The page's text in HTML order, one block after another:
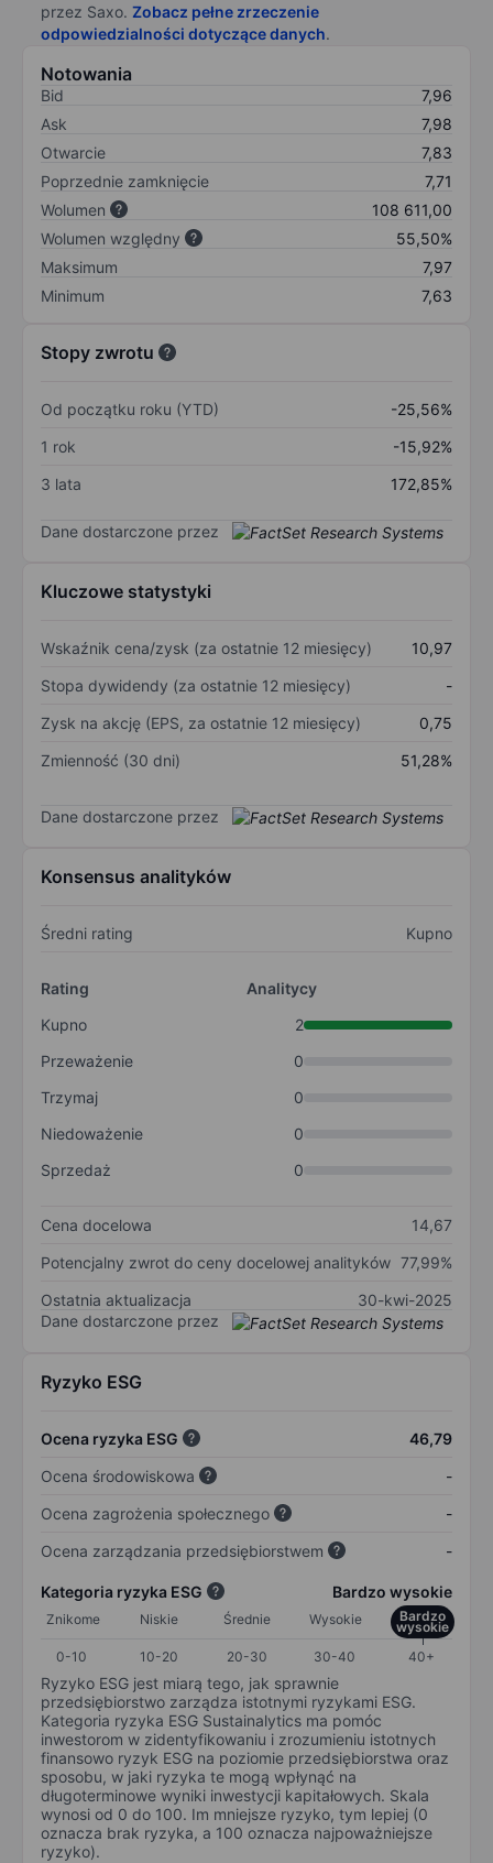
przez Saxo. Zobacz pełne zrzeczenie
odpowiedzialności dotyczące danych.
Notowania
Bid
7,96
Ask
7,98
Otwarcie
7,83
Poprzednie zamknięcie
7,71
Wolumen
108 611,00
Wolumen względny
55,50%
Maksimum
7,97
Minimum
7,63
Stopy zwrotu
Od początku roku (YTD)
-25,56%
1 rok
-15,92%
3 lata
172,85%
Dane dostarczone przez
Kluczowe statystyki
Wskaźnik cena/zysk (za ostatnie 12 miesięcy)
10,97
Stopa dywidendy (za ostatnie 12 miesięcy)
-
Zysk na akcję (EPS, za ostatnie 12 miesięcy)
0,75
Zmienność (30 dni)
51,28%
Dane dostarczone przez
Konsensus analityków
Średni rating Kupno
Rating
Analitycy
Kupno
2
Przeważenie
0
Trzymaj
0
Niedoważenie
0
Sprzedaż
0
Cena docelowa
14,67
Potencjalny zwrot do ceny docelowej analityków 77,99%
Ostatnia aktualizacja
30-kwi-2025
Dane dostarczone przez
Ryzyko ESG
Ocena ryzyka ESG
46,79
Ocena środowiskowa
-
Ocena zagrożenia społecznego
-
Ocena zarządzania przedsiębiorstwem
-
Kategoria ryzyka ESG Bardzo wysokie
Znikome Niskie Średnie Wysokie Bardzo
wysokie
0-10
10-20 20-30 30-40 40+
Ryzyko ESG jest miarą tego, jak sprawnie
przedsiębiorstwo zarządza istotnymi ryzykami ESG.
Kategoria ryzyka ESG Sustainalytics ma pomóc
inwestorom w zidentyfikowaniu i zrozumieniu istotnych
finansowo ryzyk ESG na poziomie przedsiębiorstwa oraz
sposobu, w jaki ryzyka te mogą wpłynąć na
długoterminowe wyniki inwestycji kapitałowych. Skala
wynosi od 0 do 100. Im mniejsze ryzyko, tym lepiej (0
oznacza brak ryzyka, a 100 oznacza najpoważniejsze
ryzyko).